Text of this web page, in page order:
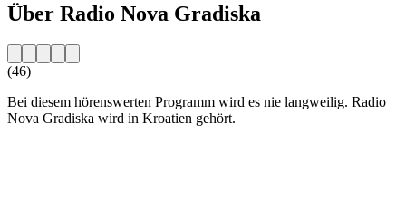
Über Radio Nova Gradiska
(46)
Bei diesem hörenswerten Programm wird es nie langweilig. Radio
Nova Gradiska wird in Kroatien gehört.